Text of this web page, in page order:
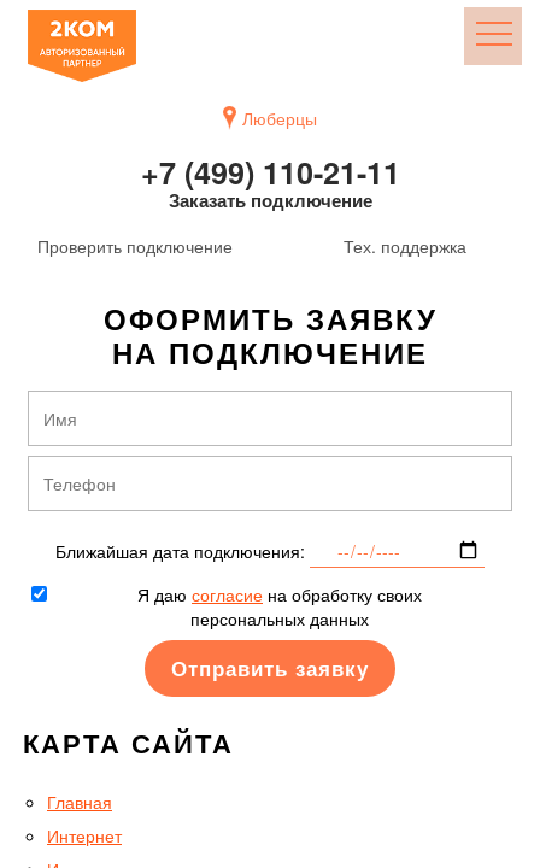
Люберцы
+7 (499) 110-21-11
Заказать подключение
Проверить подключение Тех. поддержка
ОФОРМИТЬ ЗАЯВКУ
НА ПОДКЛЮЧЕНИЕ
Ближайшая дата подключения:
Я даю согласие на обработку своих
персональных данных
КАРТА САЙТА
Главная
Интернет